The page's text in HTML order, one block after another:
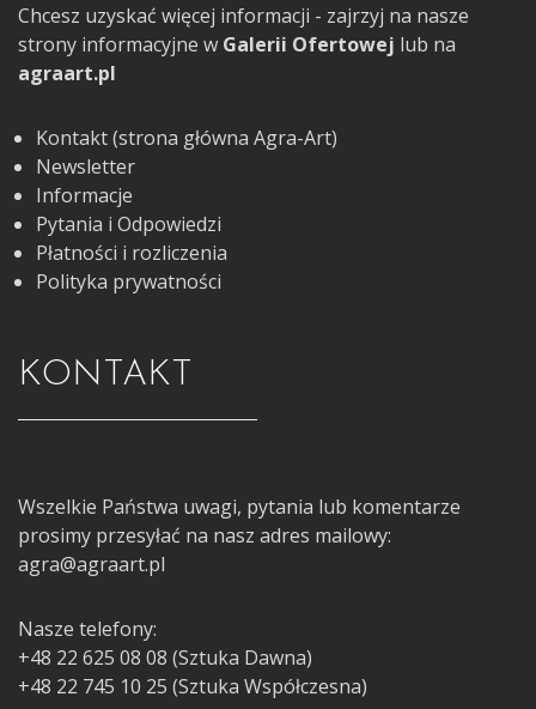
Chcesz uzyskać więcej informacji - zajrzyj na nasze
strony informacyjne w Galerii Ofertowej lub na
agraart.pl
Kontakt (strona główna Agra-Art)
Newsletter
Informacje
Pytania i Odpowiedzi
Płatności i rozliczenia
Polityka prywatności
KONTAKT
Wszelkie Państwa uwagi, pytania lub komentarze
prosimy przesyłać na nasz adres mailowy:
agra@agraart.pl
Nasze telefony:
+48 22 625 08 08 (Sztuka Dawna)
+48 22 745 10 25 (Sztuka Współczesna)